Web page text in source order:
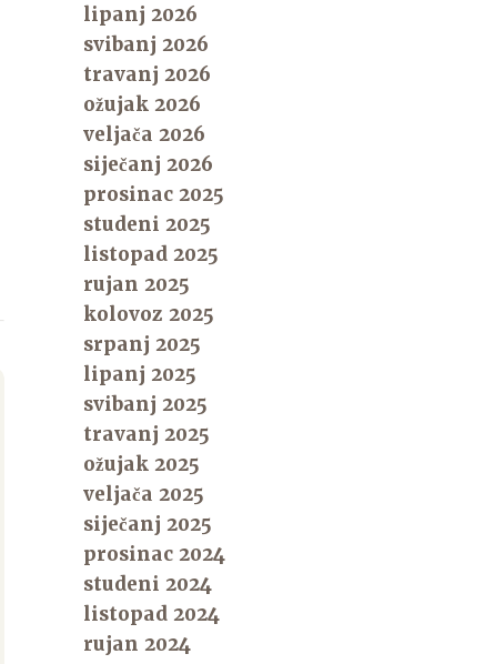
lipanj 2026
svibanj 2026
travanj 2026
ožujak 2026
veljača 2026
siječanj 2026
prosinac 2025
studeni 2025
listopad 2025
rujan 2025
kolovoz 2025
srpanj 2025
lipanj 2025
svibanj 2025
travanj 2025
ožujak 2025
veljača 2025
siječanj 2025
prosinac 2024
studeni 2024
listopad 2024
rujan 2024